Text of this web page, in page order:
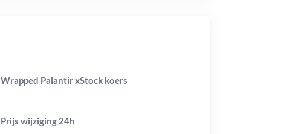
Wrapped Palantir xStock koers
Prijs wijziging 24h